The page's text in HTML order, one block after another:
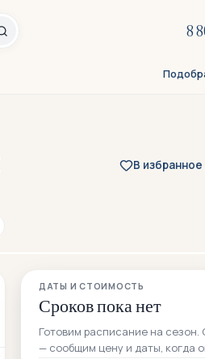
8
В избранное
ДАТЫ И СТОИМОСТЬ
Сроков пока нет
Готовим расписание на сезон.
— сообщим цену и даты, когда